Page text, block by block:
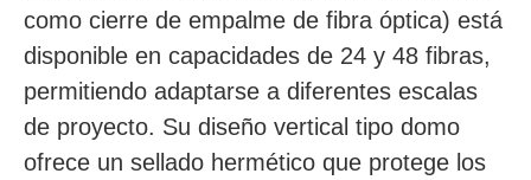
como cierre de empalme de fibra óptica) está
disponible en capacidades de 24 y 48 fibras,
permitiendo adaptarse a diferentes escalas
de proyecto. Su diseño vertical tipo domo
ofrece un sellado hermético que protege los